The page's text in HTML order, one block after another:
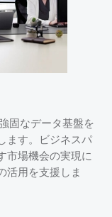
固なデータ基盤を
ます。ビジネスパ
市場機会の実現に
活用を支援しま